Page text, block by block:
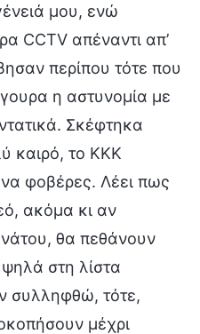
μου, ενώ
CCTV απέναντι απ’
περίπου τότε που
η αστυνομία με
Σκέφτηκα
καιρό, το ΚΚΚ
φοβέρες. Λέει πως
ακόμα κι αν
θα πεθάνουν
στη λίστα
συλληφθώ, τότε,
μέχρι